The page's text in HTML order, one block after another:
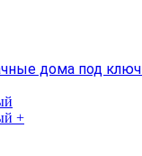
дома под ключ
+